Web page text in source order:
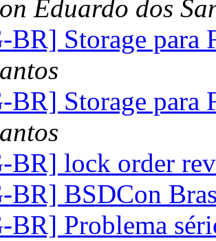
Eduardo dos
BR] Storage para
BR] Storage para
BR] lock order
BR] BSDCon
BR] Problema